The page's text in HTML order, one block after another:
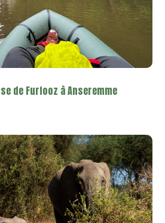
de Furfooz à Anseremme